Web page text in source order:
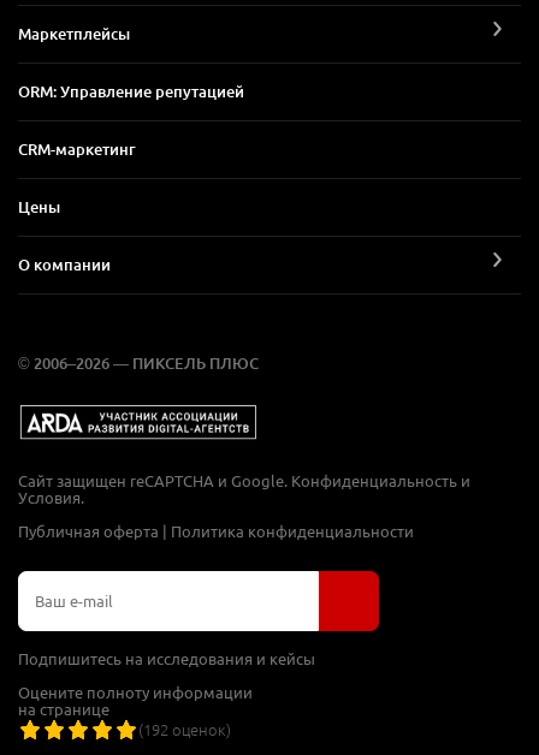
Маркетплейсы
ORM: Управление репутацией
CRM-маркетинг
Цены
О компании
© 2006–2026 — ПИКСЕЛЬ ПЛЮС
Сайт защищен reCAPTCHA и Google. Конфиденциальность и
Условия
Публичная оферта | Политика конфиденциальности
Подпишитесь на исследования и кейсы
Оцените полноту информации
на странице
(192 оценок)